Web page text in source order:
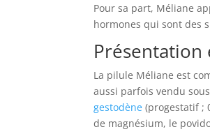
Pour sa part, Méliane
hormones qui sont des
La pilule Méliane est
aussi parfois vendu
gestodène (progestatif ;
de magnésium, le